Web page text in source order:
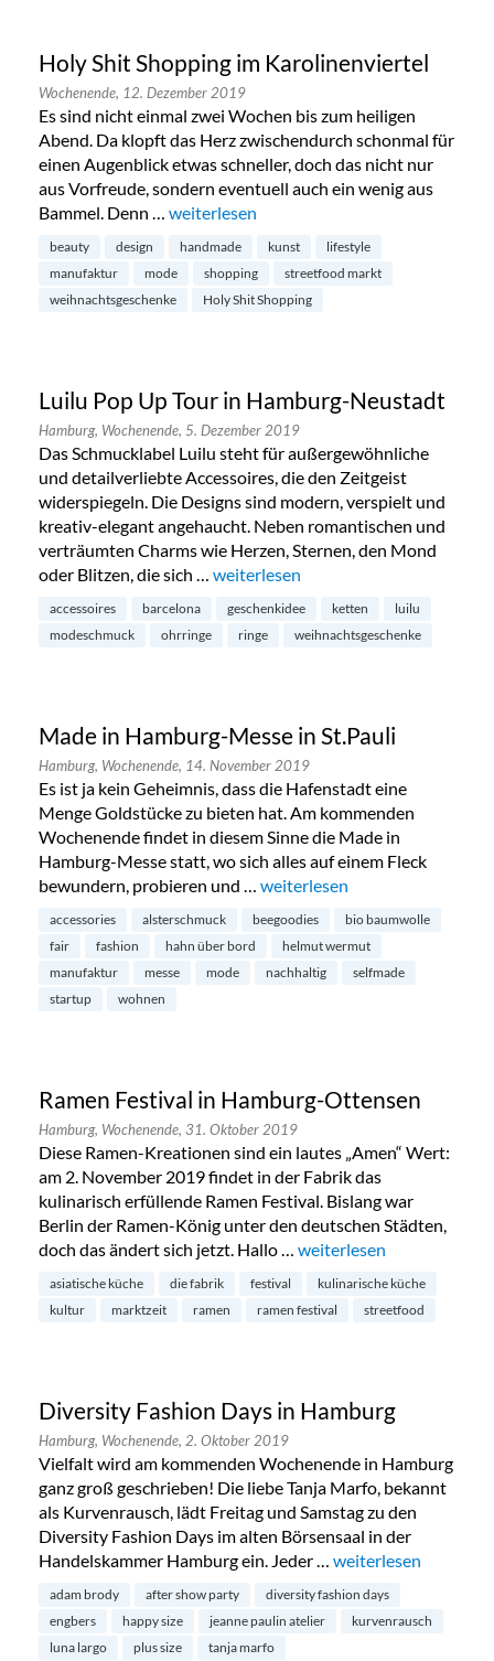
Holy Shit Shopping im Karolinenviertel
Wochenende, 12. Dezember 2019
Es sind nicht einmal zwei Wochen bis zum heiligen
Abend. Da klopft das Herz zwischendurch schonmal für
einen Augenblick etwas schneller, doch das nicht nur
aus Vorfreude, sondern eventuell auch ein wenig aus
Bammel. Denn … „Holy Shit Shopping im Karolinenviertel“
weiterlesen
beauty design handmade kunst
lifestyle
manufaktur
mode shopping
streetfood markt
weihnachtsgeschenke
Holy Shit Shopping
Luilu Pop Up Tour in Hamburg-Neustadt
Hamburg, Wochenende, 5. Dezember 2019
Das Schmucklabel Luilu steht für außergewöhnliche
und detailverliebte Accessoires, die den Zeitgeist
widerspiegeln. Die Designs sind modern, verspielt und
kreativ-elegant angehaucht. Neben romantischen und
verträumten Charms wie Herzen, Sternen, den Mond
oder Blitzen, die sich … „Luilu Pop Up Tour in Hamburg-
weiterlesen
accessoires barcelona geschenkidee ketten
luilu
modeschmuck
ohrringe ringe weihnachtsgeschenke
Made in Hamburg-Messe in St.Pauli
Hamburg, Wochenende, 14. November 2019
Es ist ja kein Geheimnis, dass die Hafenstadt eine
Menge Goldstücke zu bieten hat. Am kommenden
Wochenende findet in diesem Sinne die Made in
Hamburg-Messe statt, wo sich alles auf einem Fleck
bewundern, probieren und … „Made in Hamburg-Messe in
weiterlesen
accessories alsterschmuck beegoodies
bio baumwolle
fair
fashion hahn über bord
helmut wermut
manufaktur
messe mode nachhaltig
selfmade
startup
wohnen
Ramen Festival in Hamburg-Ottensen
Hamburg, Wochenende, 31. Oktober 2019
Diese Ramen-Kreationen sind ein lautes „Amen“ Wert:
am 2. November 2019 findet in der Fabrik das
kulinarisch erfüllende Ramen Festival. Bislang war
Berlin der Ramen-König unter den deutschen Städten,
doch das ändert sich jetzt. Hallo … „Ramen Festival in
weiterlesen
asiatische küche die fabrik festival
kulinarische küche
kultur
marktzeit ramen ramen festival streetfood
Diversity Fashion Days in Hamburg
Hamburg, Wochenende, 2. Oktober 2019
Vielfalt wird am kommenden Wochenende in Hamburg
ganz groß geschrieben! Die liebe Tanja Marfo, bekannt
als Kurvenrausch, lädt Freitag und Samstag zu den
Diversity Fashion Days im alten Börsensaal in der
Handelskammer Hamburg ein. Jeder … „Diversity Fashion
weiterlesen
adam brody after show party
diversity fashion days
engbers
happy size jeanne paulin atelier
kurvenrausch
luna largo
plus size tanja marfo